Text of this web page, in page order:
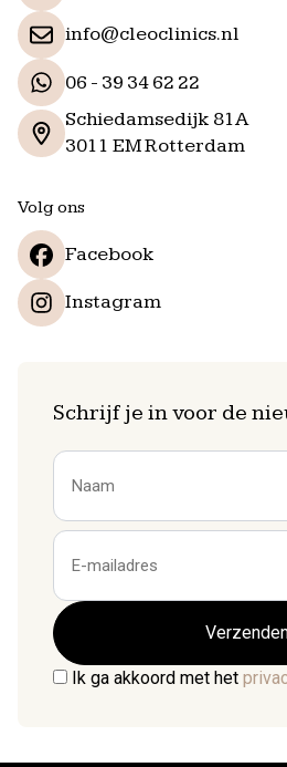
info@cleoclinics.nl
06 - 39 34 62 22
Schiedamsedijk 81A
3011 EM Rotterdam
Volg ons
Facebook
Instagram
Schrijf je in voor de
Consent
Ik ga akkoord met het
Naam
Voornaam
E-
mailadres